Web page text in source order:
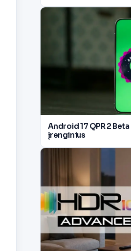
Android 17 QPR 2
įrenginius